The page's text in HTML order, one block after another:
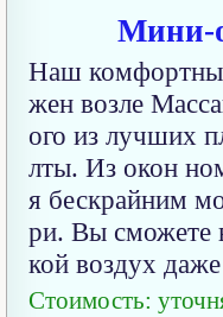
Мини-
Наш
жен возле
ого из лучших
лты. Из окон
я бескрайним
ри. Вы сможете
кой воздух
Стоимость: